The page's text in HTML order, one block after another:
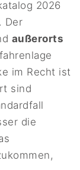
2026
Der
außerorts
im Recht ist
sind
die